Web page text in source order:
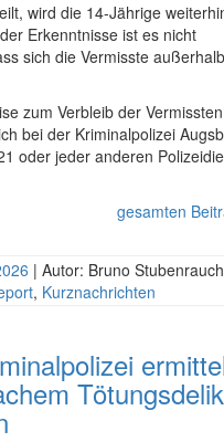
wird die 14-Jährige
Erkenntnisse ist es nicht
sich die Vermisste
zum Verbleib der
bei der Kriminalpolizei
oder jeder anderen
gesamten
| Autor: Bruno Stubenrauch
, Kurznachrichten